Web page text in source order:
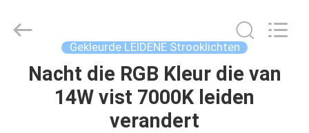
HUIS
PRODUCTEN
Supplier.
Copyright
Gekleurde LEIDENE Strooklichten
Nacht die RGB Kleur die van
14W vist 7000K leiden
verandert